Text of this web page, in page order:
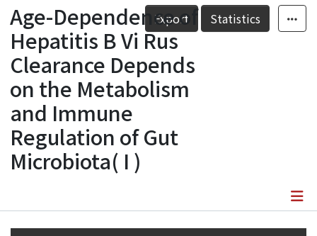
Fundings & Projects
Researchers
Organizations
Statistics
Export Statistics
Age-Dependence of
Hepatitis B Vi Rus
Clearance Depends
on the Metabolism
and Immune
Regulation of Gut
Microbiota( I )
Details